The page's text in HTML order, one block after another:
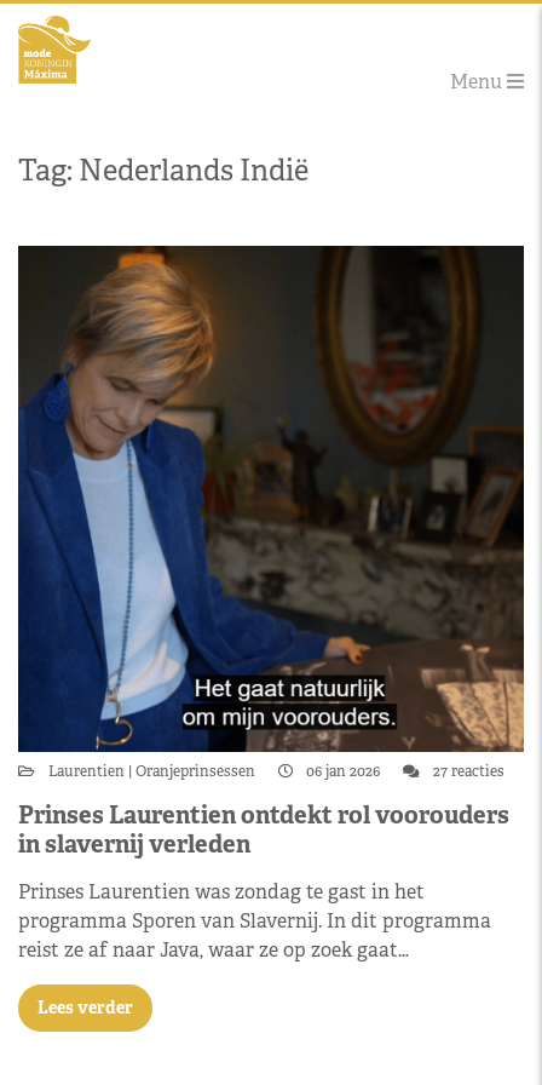
Menu
Tag: Nederlands Indië
Laurentien Oranjeprinsessen 06 jan 2026 27 reacties
Prinses Laurentien ontdekt rol voorouders
in slavernij verleden
Prinses Laurentien was zondag te gast in het
programma Sporen van Slavernij. In dit programma
reist ze af naar Java, waar ze op zoek gaat…
Lees verder